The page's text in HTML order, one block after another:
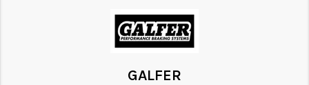
GALFER